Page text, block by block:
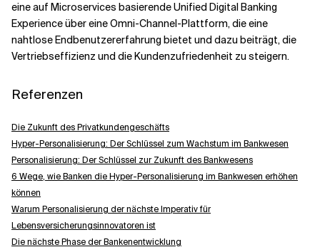
eine auf Microservices basierende Unified Digital Banking
Experience über eine Omni-Channel-Plattform, die eine
nahtlose Endbenutzererfahrung bietet und dazu beiträgt, die
Vertriebseffizienz und die Kundenzufriedenheit zu steigern.
Referenzen
Die Zukunft des Privatkundengeschäfts
Hyper-Personalisierung: Der Schlüssel zum Wachstum im Bankwesen
Personalisierung: Der Schlüssel zur Zukunft des Bankwesens
6 Wege, wie Banken die Hyper-Personalisierung im Bankwesen erhöhen
können
Warum Personalisierung der nächste Imperativ für
Lebensversicherungsinnovatoren ist
Die nächste Phase der Bankenentwicklung